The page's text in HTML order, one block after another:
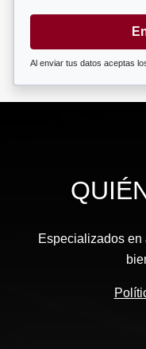
Al enviar tus datos aceptas
Especializados en